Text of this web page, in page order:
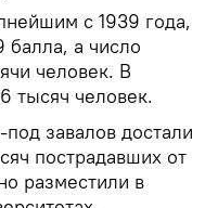
с 1939 года,
балла, а число
человек. В
тысяч человек.
завалов достали
пострадавших от
разместили в